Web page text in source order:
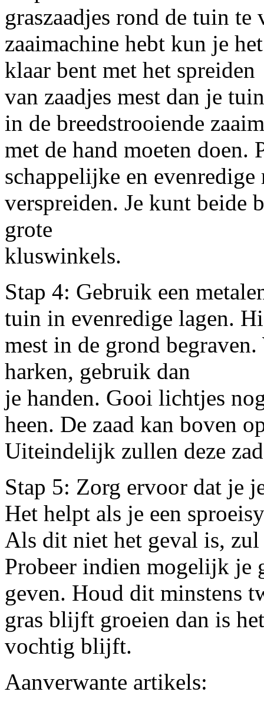
graszaadjes rond de tuin te
zaaimachine hebt kun je
klaar bent met het spreiden
van zaadjes mest dan je
in de breedstrooiende
met de hand moeten doen.
schappelijke en
verspreiden. Je kunt beide
grote
kluswinkels.
Stap 4: Gebruik een
tuin in evenredige lagen.
mest in de grond
harken, gebruik dan
je handen. Gooi lichtjes
heen. De zaad kan boven
Uiteindelijk zullen deze
Stap 5: Zorg ervoor dat je
Het helpt als je een
Als dit niet het geval is, zul
Probeer indien mogelijk je
geven. Houd dit minstens
gras blijft groeien dan is
vochtig blijft.
Aanverwante artikels: